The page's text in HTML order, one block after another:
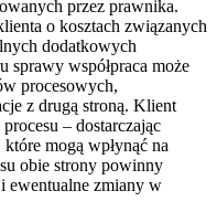
przez prawnika.
o kosztach związanych
dodatkowych
sprawy współpraca może
procesowych,
z drugą stroną. Klient
– dostarczając
mogą wpłynąć na
obie strony powinny
ewentualne zmiany w